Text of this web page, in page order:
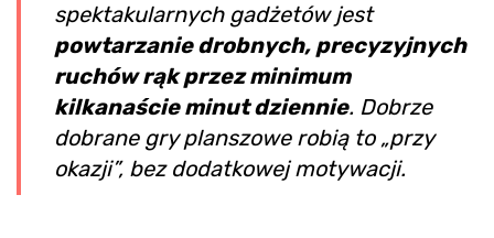
spektakularnych gadżetów jest
powtarzanie drobnych, precyzyjnych
ruchów rąk przez minimum
kilkanaście minut dziennie. Dobrze
dobrane gry planszowe robią to „przy
okazji”, bez dodatkowej motywacji.